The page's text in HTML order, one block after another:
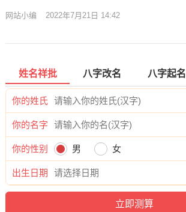
网站小编 2022年7月21日 14:42
姓名祥批 八字改名 八字起名
你的姓氏
你的名字
你的性别 男 女
出生日期